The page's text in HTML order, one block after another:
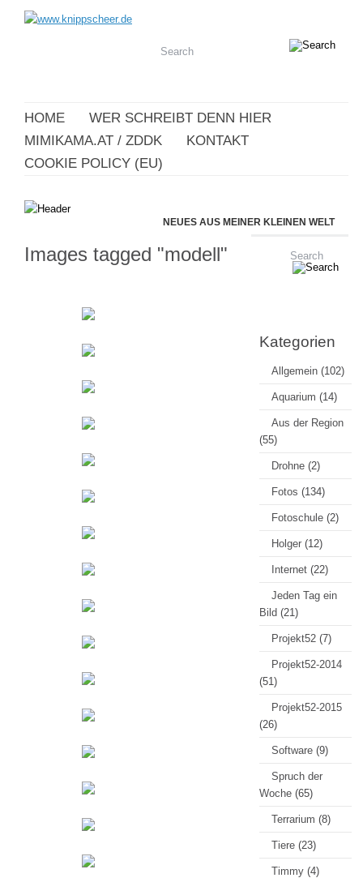
HOME
WER SCHREIBT DENN HIER
MIMIKAMA.AT / ZDDK
KONTAKT
COOKIE POLICY (EU)
NEUES AUS MEINER KLEINEN WELT
Images tagged "modell"
Kategorien
Allgemein (102)
Aquarium (14)
Aus der Region
(55)
Drohne (2)
Fotos (134)
Fotoschule (2)
Holger (12)
Internet (22)
Jeden Tag ein
Bild (21)
Projekt52 (7)
Projekt52-2014
(51)
Projekt52-2015
(26)
Software (9)
Spruch der
Woche (65)
Terrarium (8)
Tiere (23)
Timmy (4)